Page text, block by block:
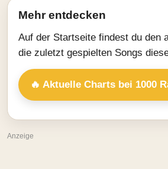
Mehr entdecken
Auf der Startseite findest du den
die zuletzt gespielten Songs
🔥 Aktuelle Charts bei 1000
Anzeige